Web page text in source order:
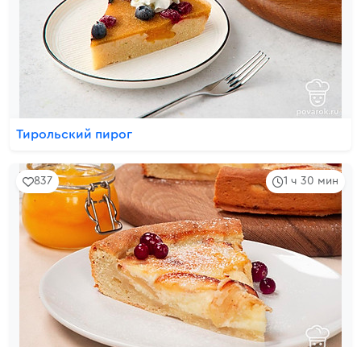
Тирольский пирог
1 ч 30 мин
837